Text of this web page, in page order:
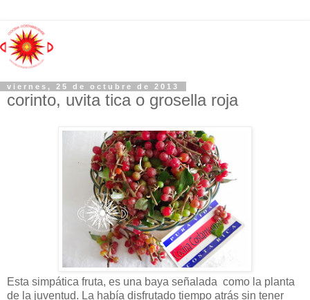
viernes, 25 de octubre de 2013
corinto, uvita tica o grosella roja
Esta simpática fruta, es una baya señalada como la planta
de la juventud. La había disfrutado tiempo atrás sin tener